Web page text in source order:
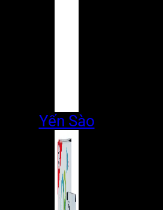
Yến Sào